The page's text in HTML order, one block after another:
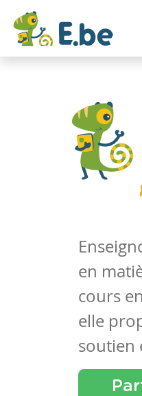
en
cours
elle
soutien